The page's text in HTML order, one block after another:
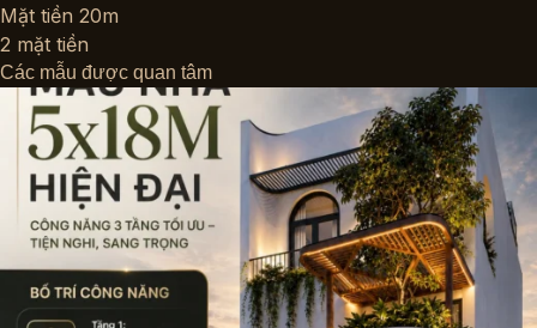
Mặt tiền 20m
2 mặt tiền
Các mẫu được quan tâm